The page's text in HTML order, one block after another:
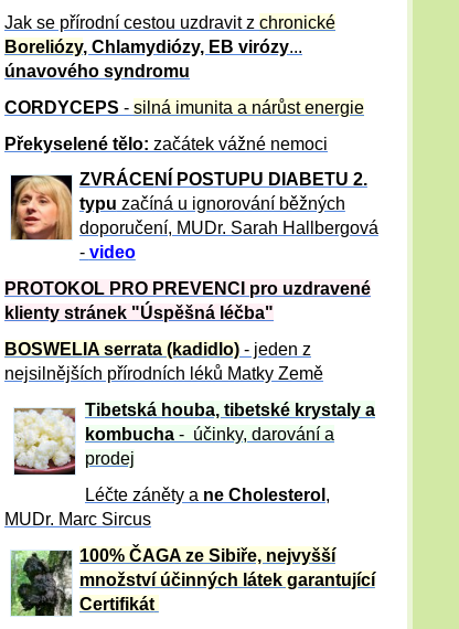
Jak se přírodní cestou uzdravit z chronické
Boreliózy, Chlamydiózy, EB virózy...
únavového syndromu
CORDYCEPS - silná imunita a nárůst energie
Překyselené tělo: začátek vážné nemoci
ZVRÁCE NÍ POSTUPU DIABETU 2.
typu začíná u ignorování běžných
doporučení, MUDr. Sarah Hallbergová
- video
PROTOKOL PRO PREVENCI pro uzdravené
klienty stránek "Úspěšná léčba"
BOSWELIA serrata (kadidlo) - jeden z
nejsilnějších přírodních léků Matky Země
Tibetská houba, tibetské krystaly a
kombucha - účinky, darování a
prodej
Léčte záněty a ne Cholesterol ,
MUDr. Marc Sircus
100% ČAGA ze Sibiře, nejvyšší
množství účinných látek garantující
Certifikát